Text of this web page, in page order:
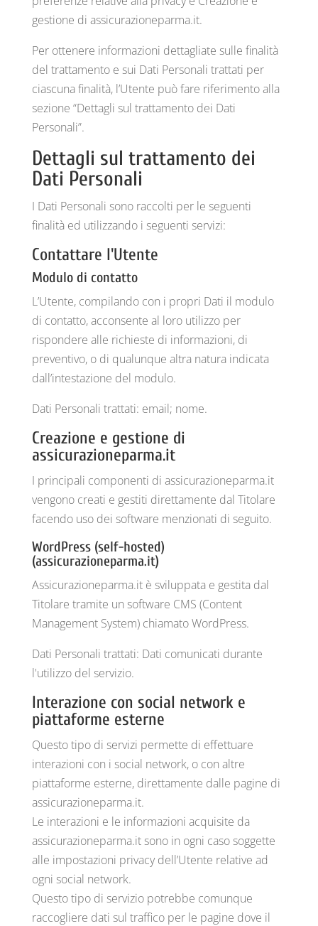
gestione di assicurazioneparma.it.
Per ottenere informazioni dettagliate sulle finalità
del trattamento e sui Dati Personali trattati per
ciascuna finalità, l’Utente può fare riferimento alla
sezione “Dettagli sul trattamento dei Dati
Personali”.
Dettagli sul trattamento dei
Dati Personali
I Dati Personali sono raccolti per le seguenti
finalità ed utilizzando i seguenti servizi:
Contattare l'Utente
Modulo di contatto
L’Utente, compilando con i propri Dati il modulo
di contatto, acconsente al loro utilizzo per
rispondere alle richieste di informazioni, di
preventivo, o di qualunque altra natura indicata
dall’intestazione del modulo.
Dati Personali trattati: email; nome.
Creazione e gestione di
assicurazioneparma.it
I principali componenti di assicurazioneparma.it
vengono creati e gestiti direttamente dal Titolare
facendo uso dei software menzionati di seguito.
WordPress (self-hosted)
(assicurazioneparma.it)
Assicurazioneparma.it è sviluppata e gestita dal
Titolare tramite un software CMS (Content
Management System) chiamato WordPress.
Dati Personali trattati: Dati comunicati durante
l'utilizzo del servizio.
Interazione con social network e
piattaforme esterne
Questo tipo di servizi permette di effettuare
interazioni con i social network, o con altre
piattaforme esterne, direttamente dalle pagine di
assicurazioneparma.it.
Le interazioni e le informazioni acquisite da
assicurazioneparma.it sono in ogni caso soggette
alle impostazioni privacy dell’Utente relative ad
ogni social network.
Questo tipo di servizio potrebbe comunque
raccogliere dati sul traffico per le pagine dove il